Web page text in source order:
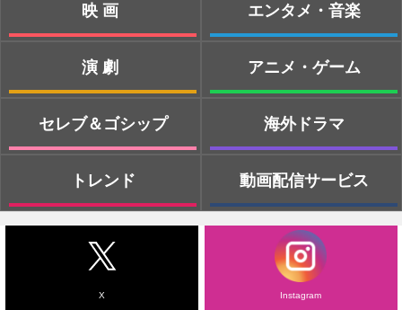
映画
演劇
セレブ＆ゴシップ
トレンド
エンタメ・音楽
アニメ・ゲーム
海外ドラマ
動画配信サービス
X Instagram